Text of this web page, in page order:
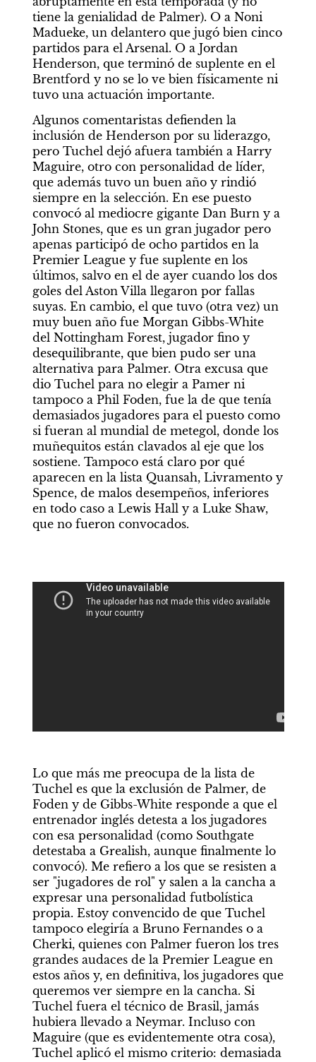
tiene la genialidad de Palmer). O a Noni
Madueke, un delantero que jugó bien cinco
partidos para el Arsenal. O a Jordan
Henderson, que terminó de suplente en el
Brentford y no se lo ve bien físicamente ni
tuvo una actuación importante.
Algunos comentaristas defienden la
inclusión de Henderson por su liderazgo,
pero Tuchel dejó afuera también a Harry
Maguire, otro con personalidad de líder,
que además tuvo un buen año y rindió
siempre en la selección. En ese puesto
convocó al mediocre gigante Dan Burn y a
John Stones, que es un gran jugador pero
apenas participó de ocho partidos en la
Premier League y fue suplente en los
últimos, salvo en el de ayer cuando los dos
goles del Aston Villa llegaron por fallas
suyas. En cambio, el que tuvo (otra vez) un
muy buen año fue Morgan Gibbs-White
del Nottingham Forest, jugador fino y
desequilibrante, que bien pudo ser una
alternativa para Palmer. Otra excusa que
dio Tuchel para no elegir a Pamer ni
tampoco a Phil Foden, fue la de que tenía
demasiados jugadores para el puesto como
si fueran al mundial de metegol, donde los
muñequitos están clavados al eje que los
sostiene. Tampoco está claro por qué
aparecen en la lista Quansah, Livramento y
Spence, de malos desempeños, inferiores
en todo caso a Lewis Hall y a Luke Shaw,
que no fueron convocados.
Lo que más me preocupa de la lista de
Tuchel es que la exclusión de Palmer, de
Foden y de Gibbs-White responde a que el
entrenador inglés detesta a los jugadores
con esa personalidad (como Southgate
detestaba a Grealish, aunque finalmente lo
convocó). Me refiero a los que se resisten a
ser "jugadores de rol" y salen a la cancha a
expresar una personalidad futbolística
propia. Estoy convencido de que Tuchel
tampoco elegiría a Bruno Fernandes o a
Cherki, quienes con Palmer fueron los tres
grandes audaces de la Premier League en
estos años y, en definitiva, los jugadores que
queremos ver siempre en la cancha. Si
Tuchel fuera el técnico de Brasil, jamás
hubiera llevado a Neymar. Incluso con
Maguire (que es evidentemente otra cosa),
Tuchel aplicó el mismo criterio: demasiada